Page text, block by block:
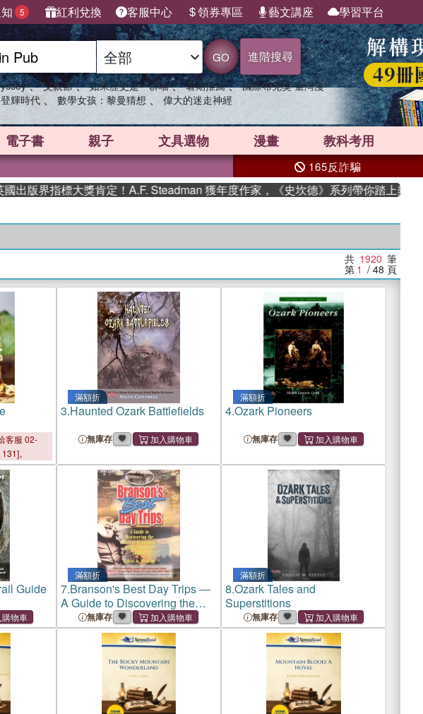
5 紅利兌換 客服中心 領券專區 藝文講座 學習平台
GO 進階搜尋
、 父親節 、 如果歷史是一群喵 、 暑期推薦 、 國際布克獎 臺灣漫
輝時代 、 數學女孩：黎曼猜想 、 偉大的迷走神經
電子書 親子 文具選物 漫畫 教科考用
165反詐騙
標大獎肯定！A.F. Steadman 獲年度作家，《史坎德》系列帶你踏上熱血奇幻旅程
共 1920 筆
第 1 / 48 頁
客服 02-
。
滿額折
3.Haunted Ozark Battlefields
無庫存
滿額折
4.Ozark Pioneers
無庫存
Guide
滿額折
7.Branson's Best Day Trips ―
A Guide to Discovering the
Best of Branson & Ozark
Mountain Country
無庫存
滿額折
8.Ozark Tales and
Superstitions
無庫存